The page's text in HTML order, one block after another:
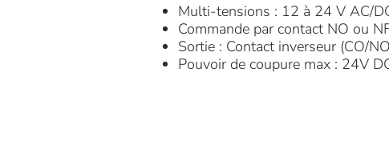
Multi-tensions : 12 à 24 V AC/
Commande par contact NO ou
Sortie : Contact inverseur (CO/
Pouvoir de coupure max : 24V